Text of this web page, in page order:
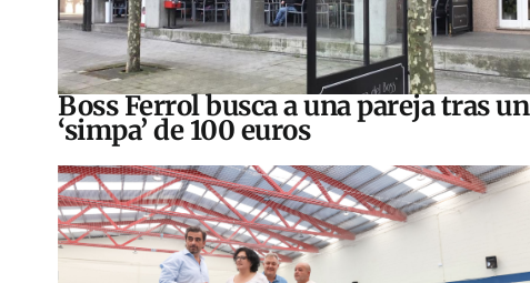
Boss Ferrol busca a una pareja tras un
‘simpa’ de 100 euros